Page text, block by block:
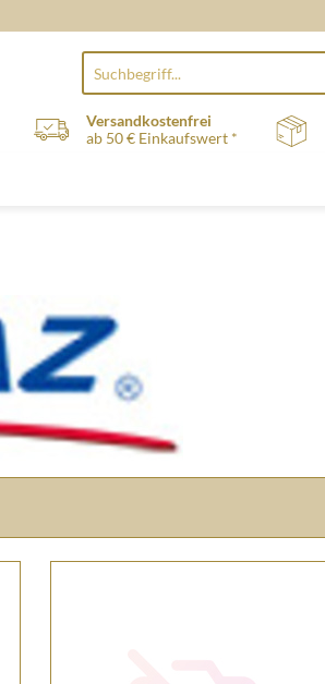
Versandkostenfrei
ab 50 € Einkaufswert *